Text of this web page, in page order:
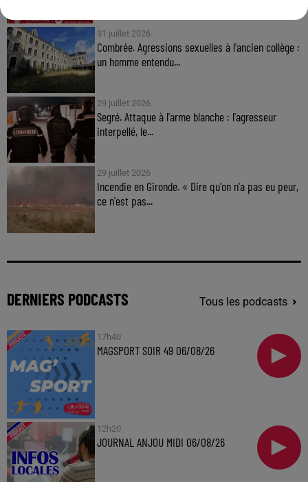
31 juillet 2026
Combrée. Agressions sexuelles à l'ancien collège :
un homme entendu...
29 juillet 2026
Segré. Attaque à l'arme blanche : l'agresseur
interpellé, le...
29 juillet 2026
Incendie en Gironde. « Dire qu'on n'a pas eu peur,
ce n'est pas...
DERNIERS PODCASTS Tous les podcasts
17h40
MAGSPORT SOIR 49 06/08/26
12h20
JOURNAL ANJOU MIDI 06/08/26